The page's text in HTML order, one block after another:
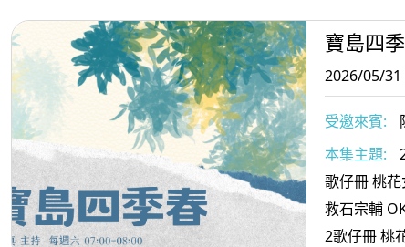
寶島四
2026/05/31
受邀來賓:
本集主題:
歌仔冊 桃
救石宗輔
2歌仔冊 桃